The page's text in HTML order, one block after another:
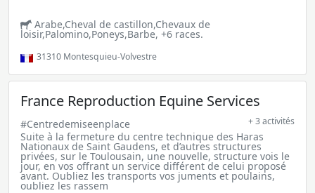
Arabe,Cheval de castillon,Chevaux de
loisir,Palomino,Poneys,Barbe, +6 races.
31310 Montesquieu-Volvestre
France Reproduction Equine Services
#Centredemiseenplace + 3 activités
Suite à la fermeture du centre technique des Haras
Nationaux de Saint Gaudens, et d’autres structures
privées, sur le Toulousain, une nouvelle, structure vois le
jour, en vos offrant un service différent de celui proposé
avant. Oubliez les transports vos juments et poulains,
oubliez les rassem